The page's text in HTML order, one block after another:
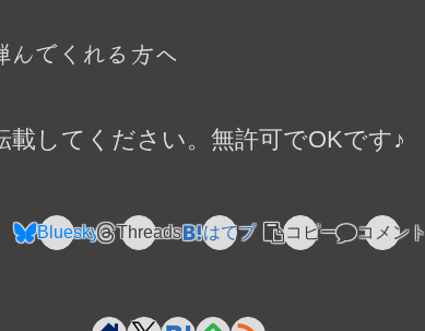
んでくれる方へ
してください。無許可でOKです♪
Bluesky Threads はてブ コピー コメント